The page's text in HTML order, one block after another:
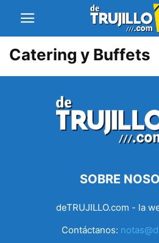
Catering y Buffets
SOBRE
deTRUJILLO.com - la
Contáctanos: